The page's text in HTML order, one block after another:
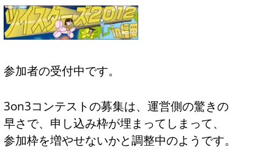
参加者の受付中です。
3on3コンテストの募集は、運営側の驚きの
早さで、申し込み枠が埋まってしまって、
参加枠を増やせないかと調整中のようです。